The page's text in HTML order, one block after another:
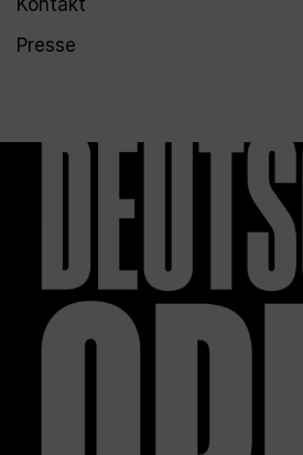
Kontakt
Presse